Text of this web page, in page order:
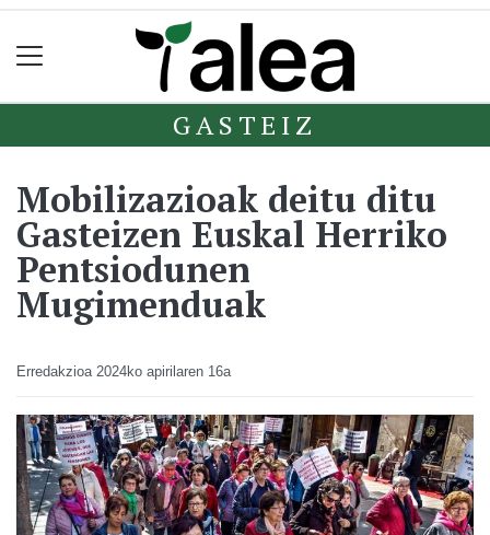
GASTEIZ
Mobilizazioak deitu ditu
Gasteizen Euskal Herriko
Pentsiodunen
Mugimenduak
Erredakzioa 2024ko apirilaren 16a